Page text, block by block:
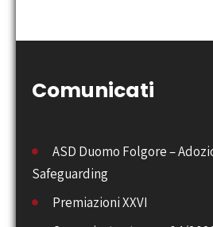
Comunicati
ASD Duomo Folgore –
Safeguarding
Premiazioni XXVI